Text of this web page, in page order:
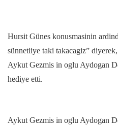
Hursit Günes konusmasinin
sünnetliye taki takacagiz”
Aykut Gezmis in oglu Aydogan
hediye etti.
Aykut Gezmis in oglu Aydogan